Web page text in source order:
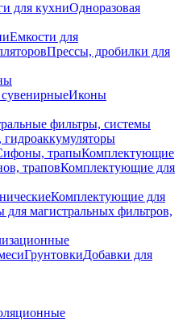
для кухниОдноразовая
Емкости для
Прессы, дробилки для
Иконы
фильтры, системы
трапыКомплектующие
траповКомплектующие для
Комплектующие для
для магистральных фильтров,
ГрунтовкиДобавки для